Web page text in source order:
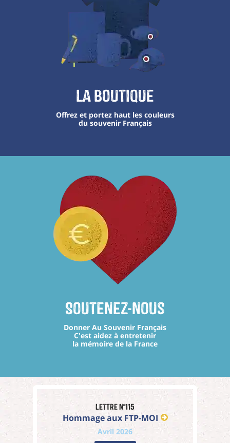
La boutique
Offrez et portez haut les couleurs
du souvenir Français
Soutenez-nous
Donner Au Souvenir Français
C'est aidez à entretenir
la mémoire de la France
Lettre n°115
Hommage aux FTP-MOI
Avril 2026